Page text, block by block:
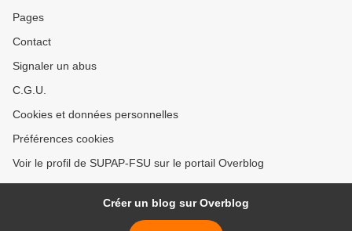
Pages
Contact
Signaler un abus
C.G.U.
Cookies et données personnelles
Préférences cookies
Voir le profil de SUPAP-FSU sur le portail Overblog
Créer un blog sur Overblog